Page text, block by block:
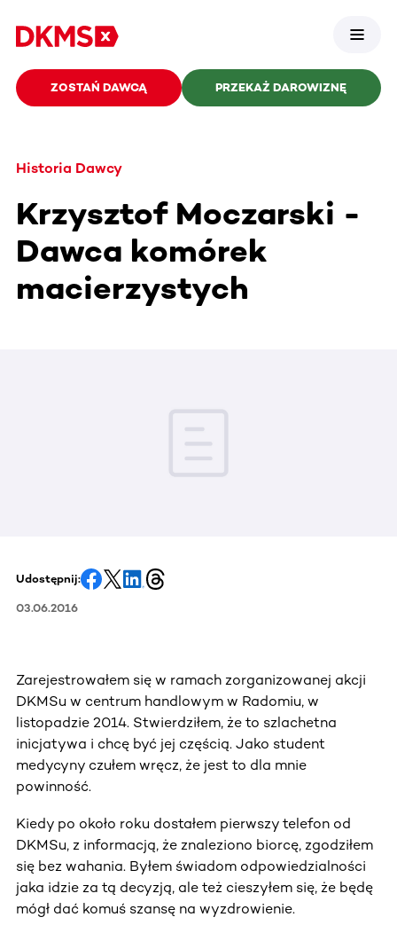
ZOSTAŃ DAWCĄ PRZEKAŻ DAROWIZNĘ
Historia Dawcy
Krzysztof Moczarski -
Dawca komórek
macierzystych
Udostępnij:
03.06.2016
Zarejestrowałem się w ramach zorganizowanej akcji
DKMSu w centrum handlowym w Radomiu, w
listopadzie 2014. Stwierdziłem, że to szlachetna
inicjatywa i chcę być jej częścią. Jako student
medycyny czułem wręcz, że jest to dla mnie
powinność.
Kiedy po około roku dostałem pierwszy telefon od
DKMSu, z informacją, że znaleziono biorcę, zgodziłem
się bez wahania. Byłem świadom odpowiedzialności
jaka idzie za tą decyzją, ale też cieszyłem się, że będę
mógł dać komuś szansę na wyzdrowienie.